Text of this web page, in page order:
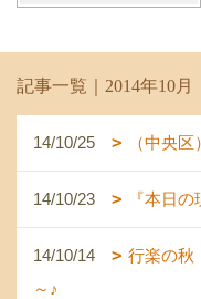
記事一覧｜2014年10月
14/10/25 （中央
14/10/23 『本日
14/10/14
行楽の
～♪